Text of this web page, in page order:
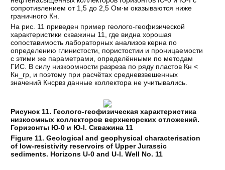
сопротивлением от 1,5 до 2,5 Ом∙м оказываются ниже
граничного Кн.
На рис. 11 приведен пример геолого-геофизической
характеристики скважины 11, где видна хорошая
сопоставимость лабораторных анализов керна по
определению глинистости, пористостии и проницаемости
с этими же параметрами, определёнными по методам
ГИС. В силу низкоомности разреза по ряду пластов Кн <
Кн_гр, и поэтому при расчётах средневзвешенных
значений Кнсрвз данные коллектора не учитывались.
Рисунок 11. Геолого-геофизическая характеристика
низкоомных коллекторов верхнеюрских отложений.
Горизонты Ю-0 и Ю-I. Скважина 11
Figure 11. Geological and geophysical characterisation
of low-resistivity reservoirs of Upper Jurassic
sediments. Horizons U-0 and U-I. Well No. 11